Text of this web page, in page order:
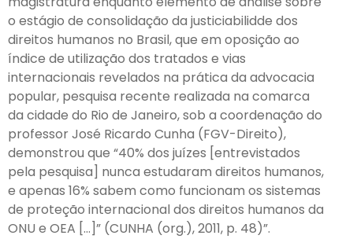
o estágio de consolidação da justiciabilidde dos
direitos humanos no Brasil, que em oposição ao
índice de utilização dos tratados e vias
internacionais revelados na prática da advocacia
popular, pesquisa recente realizada na comarca
da cidade do Rio de Janeiro, sob a coordenação do
professor José Ricardo Cunha (FGV-Direito),
demonstrou que “40% dos juízes [entrevistados
pela pesquisa] nunca estudaram direitos humanos,
e apenas 16% sabem como funcionam os sistemas
de proteção internacional dos direitos humanos da
ONU e OEA […]” (CUNHA (org.), 2011, p. 48)”.